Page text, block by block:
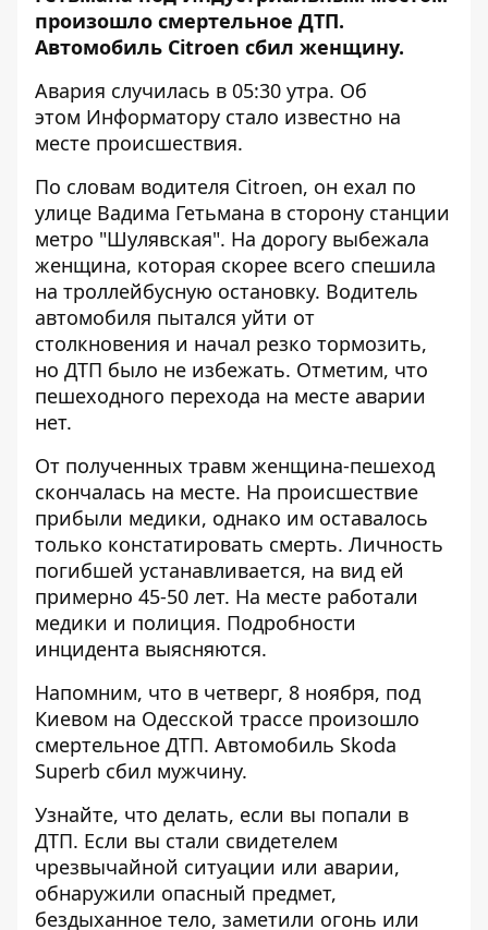
произошло смертельное ДТП.
Автомобиль Citroen сбил женщину.
Авария случилась в 05:30 утра. Об
этом Информатору стало известно на
месте происшествия.
По словам водителя Citroen, он ехал по
улице Вадима Гетьмана в сторону станции
метро "Шулявская". На дорогу выбежала
женщина, которая скорее всего спешила
на троллейбусную остановку. Водитель
автомобиля пытался уйти от
столкновения и начал резко тормозить,
но ДТП было не избежать. Отметим, что
пешеходного перехода на месте аварии
нет.
От полученных травм женщина-пешеход
скончалась на месте. На происшествие
прибыли медики, однако им оставалось
только констатировать смерть. Личность
погибшей устанавливается, на вид ей
примерно 45-50 лет. На месте работали
медики и полиция. Подробности
инцидента выясняются.
Напомним, что в четверг, 8 ноября, под
Киевом на Одесской трассе произошло
смертельное ДТП. Автомобиль Skoda
Superb сбил мужчину.
Узнайте, что делать, если вы попали в
ДТП. Если вы стали свидетелем
чрезвычайной ситуации или аварии,
обнаружили опасный предмет,
бездыханное тело, заметили огонь или